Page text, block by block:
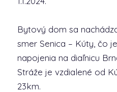
Bytový dom sa
smer Senica – Kúty, čo
napojenia na diaľnicu
Stráže je vzdialené od
23km.